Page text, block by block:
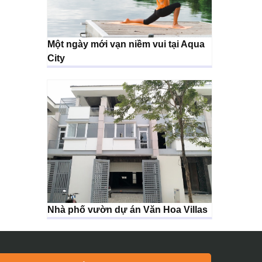
Một ngày mới vạn niềm vui tại Aqua
City
Nhà phố vườn dự án Văn Hoa Villas